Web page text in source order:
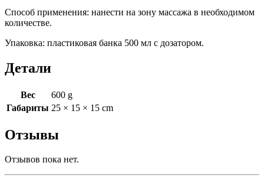
Способ применения: нанести на зону массажа в необходимом
количестве.
Упаковка: пластиковая банка 500 мл с дозатором.
Детали
Вес
600 g
Габариты 25 × 15 × 15 cm
Отзывы
Отзывов пока нет.